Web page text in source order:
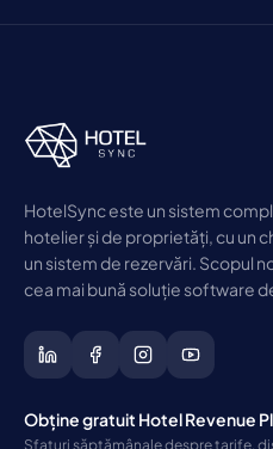
HotelSync este un sistem
hotelier și de proprietăți, cu un
un sistem de rezervări. Scopul
cea mai bună soluție software
Obține gratuit Hotel Revenue
Sfaturi săptămânale despre tarife,